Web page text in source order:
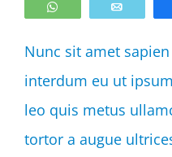
WhatsApp
Nunc sit amet
interdum eu ut
leo quis metus
tortor a augue